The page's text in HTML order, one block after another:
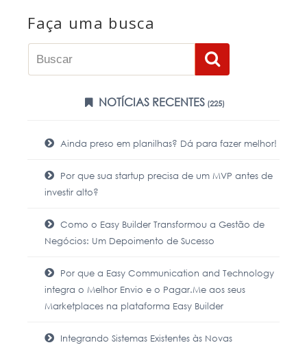
Faça uma busca
NOTÍCIAS RECENTES(225)
Ainda preso em planilhas? Dá para fazer melhor!
Por que sua startup precisa de um MVP antes de
investir alto?
Como o Easy Builder Transformou a Gestão de
Negócios: Um Depoimento de Sucesso
Por que a Easy Communication and Technology
integra o Melhor Envio e o Pagar.Me aos seus
Marketplaces na plataforma Easy Builder
Integrando Sistemas Existentes às Novas